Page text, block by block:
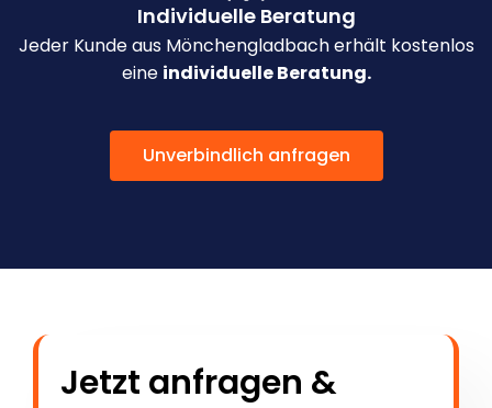
Individuelle Beratung
Jeder Kunde aus Mönchengladbach erhält kostenlos
eine individuelle Beratung.
Unverbindlich anfragen
Jetzt anfragen &